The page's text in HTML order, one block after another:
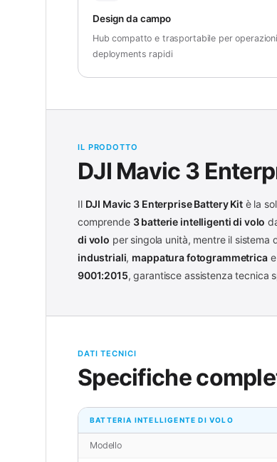
Design da campo
Hub compatto e trasportabile per
deployments rapidi
IL PRODOTTO
DJI Mavic 3
Il DJI Mavic 3 Enterprise Battery Kitè la
comprende 3 batterie intelligenti di volo
di volo per singola unità, mentre il
industriali, mappatura fotogrammetrica
9001:2015, garantisce assistenza tecnica
DATI TECNICI
Specifiche
BATTERIA INTELLIGENTE DI VOLO
Modello